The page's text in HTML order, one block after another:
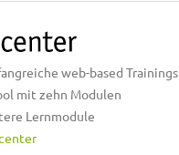
web-based Trainings
mit zehn Modulen
Lernmodule